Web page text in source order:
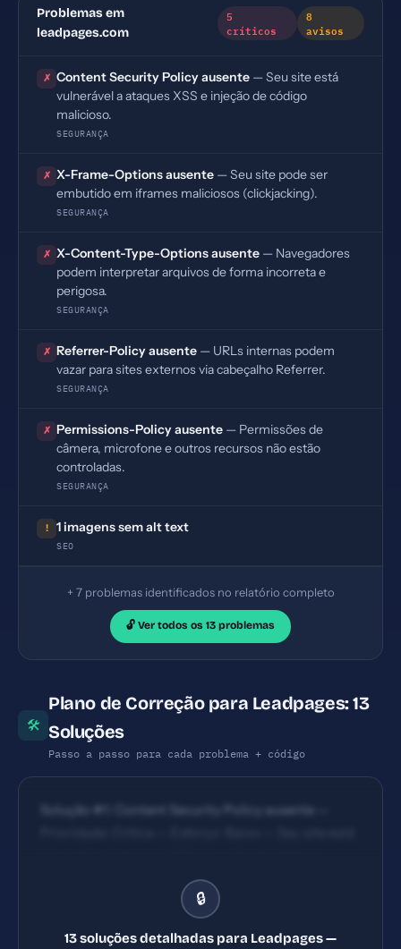
Problemas em
leadpages.com
5
críticos
8
avisos
✗ Content Security Policy ausente — Seu site está
vulnerável a ataques XSS e injeção de código
malicioso.
SEGURANÇA
✗ X-Frame-Options ausente — Seu site pode ser
embutido em iframes maliciosos (clickjacking).
SEGURANÇA
✗ X-Content-Type-Options ausente — Navegadores
podem interpretar arquivos de forma incorreta e
perigosa.
SEGURANÇA
✗ Referrer-Policy ausente — URLs internas podem
vazar para sites externos via cabeçalho Referrer.
SEGURANÇA
✗ Permissions-Policy ausente — Permissões de
câmera, microfone e outros recursos não estão
controladas.
SEGURANÇA
! 1 imagens sem alt text
SEO
+ 7 problemas identificados no relatório completo
🔓 Ver todos os 13 problemas
🛠
Plano de Correção para Leadpages: 13
Soluções
Passo a passo para cada problema + código
Solução #1: Content Security Policy ausente —
malicioso. — Solução #2: X-Frame-Options ausente
— Prioridade: Crítica — Esforço: Baixo — Seu site
🔒
13 soluções detalhadas para Leadpages —